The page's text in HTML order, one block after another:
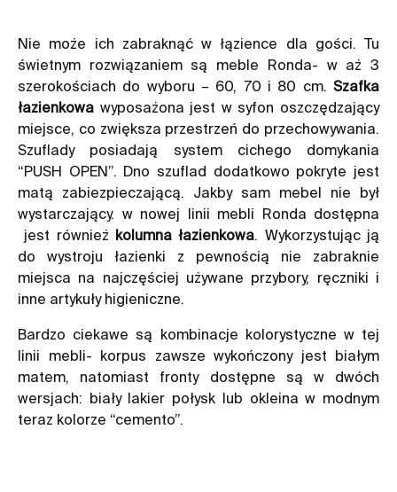
Nie może ich zabraknąć w łązience dla gości. Tu
świetnym rozwiązaniem są meble Ronda- w aż 3
szerokościach do wyboru – 60, 70 i 80 cm. Szafka
łazienkowa wyposażona jest w syfon oszczędzający
miejsce, co zwiększa przestrzeń do przechowywania.
Szuflady posiadają system cichego domykania
“PUSH OPEN”. Dno szuflad dodatkowo pokryte jest
matą zabiezpieczającą. Jakby sam mebel nie był
wystarczający. w nowej linii mebli Ronda dostępna
jest również kolumna łazienkowa . Wykorzystując ją
do wystroju łazienki z pewnością nie zabraknie
miejsca na najczęściej używane przybory, ręczniki i
inne artykuły higieniczne.
Bardzo ciekawe są kombinacje kolorystyczne w tej
linii mebli- korpus zawsze wykończony jest białym
matem, natomiast fronty dostępne są w dwóch
wersjach: biały lakier połysk lub okleina w modnym
teraz kolorze “cemento”.